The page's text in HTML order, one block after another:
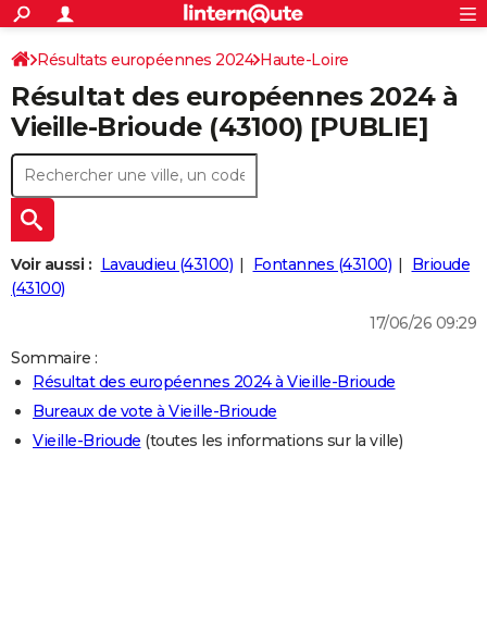
ACTUALITÉS
Politique
Société
Faits Divers
Education
Monde
Villes
+
SPORT
Coupe du monde 2026
Football
Tennis
Cyclisme
Rugby
Forum
CULTURE
Programme TV
TNT
Streaming
Cinéma
Sorties cinéma
Musique
+
FINANCE
Retraite
Impôts
Epargne
Immobilier
Risques naturels par ville
Banque
Assurance
Crédit
AUTO
Essais
Réserver un essai
Citadines
Berlines
SUV
Forum auto
+
HIGH-TECH
Mobiles
Meilleur smartphone
Internet
Ordinateurs
Jeux vidéo
Guide high-tech
+
BRICOLAGE
Guides de France
Escapades
Patrimoine
Expositions
Musées
Week-end nature
LIFESTYLE
Art de vivre
Bien-être
Loisirs
Mode
Modes de vie
S'inscrire
Connexion
Résultats européennes 2024 Haute-Loire
Résultat des européennes 2024 à
Vieille-Brioude (43100) [PUBLIE]
Voir aussi : Lavaudieu (43100) Fontannes (43100)
Brioude
(43100)
17/06/26 09:29
Sommaire :
Résultat des européennes 2024 à Vieille-Brioude
Bureaux de vote à Vieille-Brioude
Vieille-Brioude (toutes les informations sur la ville)